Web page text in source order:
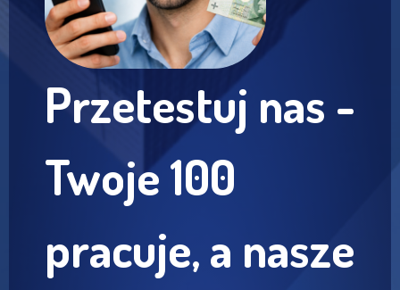
Przetestuj nas -
Twoje 100
pracuje, a nasze